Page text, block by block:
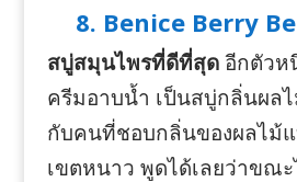
8. Benice Berry
สบู่สมุนไพรที่ดีที่สุดอีกตัวห
ครีมอาบน้ำ เป็นสบู่กลิ่นผลไ
กับคนที่ชอบกลิ่นของผลไม้แ
เขตหนาว พูดได้เลยว่าขณ